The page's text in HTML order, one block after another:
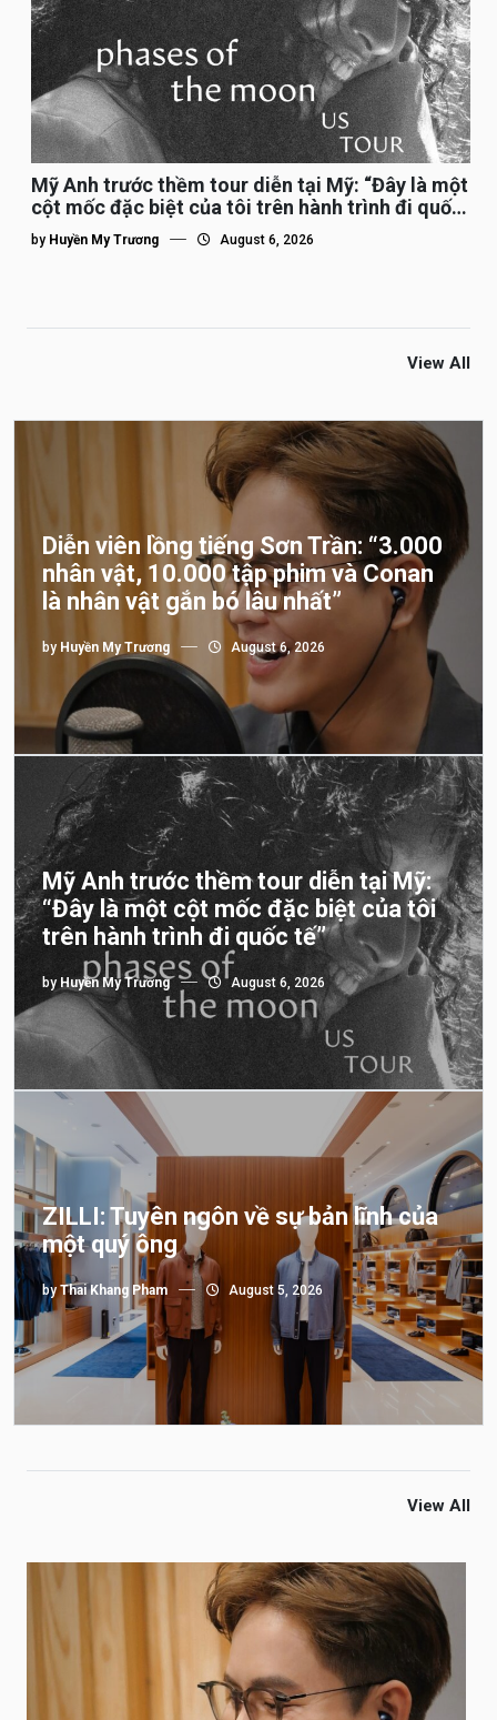
Mỹ Anh trước thềm tour diễn tại Mỹ: “Đây là một
cột mốc đặc biệt của tôi trên hành trình đi quốc
tế”
by Huyền My Trương August 6, 2026
View All
Diễn viên lồng tiếng Sơn Trần: “3.000
nhân vật, 10.000 tập phim và Conan
là nhân vật gắn bó lâu nhất”
by Huyền My Trương August 6, 2026
Mỹ Anh trước thềm tour diễn tại Mỹ:
“Đây là một cột mốc đặc biệt của tôi
trên hành trình đi quốc tế”
by Huyền My Trương August 6, 2026
ZILLI: Tuyên ngôn về sự bản lĩnh của
một quý ông
by Thai Khang Pham August 5, 2026
View All